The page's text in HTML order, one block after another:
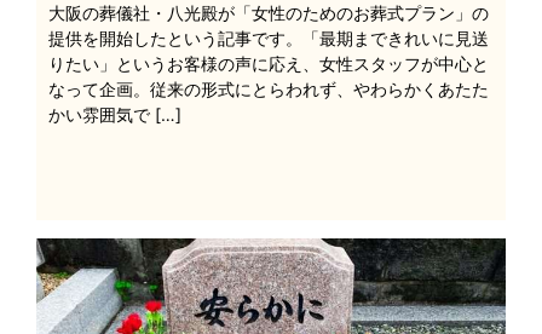
大阪の葬儀社・八光殿が「女性のためのお葬式プラン」の
提供を開始したという記事です。「最期まできれいに見送
りたい」というお客様の声に応え、女性スタッフが中心と
なって企画。従来の形式にとらわれず、やわらかくあたた
かい雰囲気で […]